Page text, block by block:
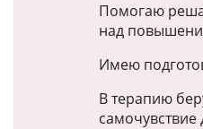
Помогаю
над
Имею
В терапию
самочувствие